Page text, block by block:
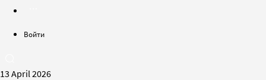
Войти
13 April 2026